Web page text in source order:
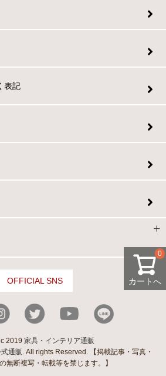
カートへ
0
表記
OFFICIAL SNS
2019 家具・インテリア通販
通販 . All rights Reserved. 【掲載記事・写真・
無断複写・転載等を禁じます。】